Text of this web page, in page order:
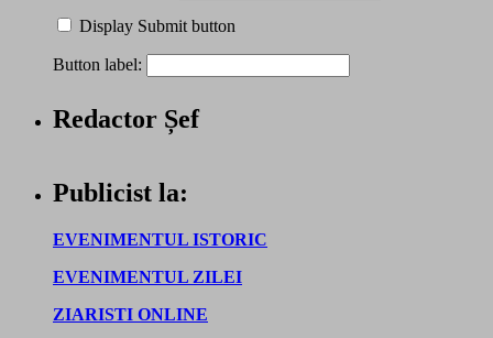
Display Submit button
Button label:
Redactor Șef
Publicist la:
EVENIMENTUL ISTORIC
EVENIMENTUL ZILEI
ZIARISTI ONLINE